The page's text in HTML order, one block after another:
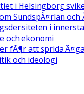
i Helsingborg
SundspÃ¤rlan och
i
och ekonomi
fÃ¶r att sprida
och ideologi